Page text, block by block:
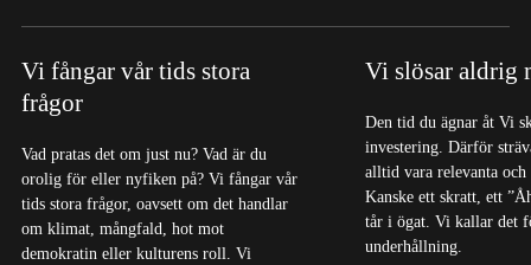
Vi fångar vår tids stora
frågor
Vad pratas det om just nu? Vad är du
orolig för eller nyfiken på? Vi fångar vår
tids stora frågor, oavsett om det handlar
om klimat, mångfald, hot mot
demokratin eller kulturens roll. Vi
Vi slösar aldrig
Den tid du ägnar åt Vi
investering. Därför
alltid vara relevanta och
Kanske ett skratt, ett
tår i ögat. Vi kallar det
underhållning.